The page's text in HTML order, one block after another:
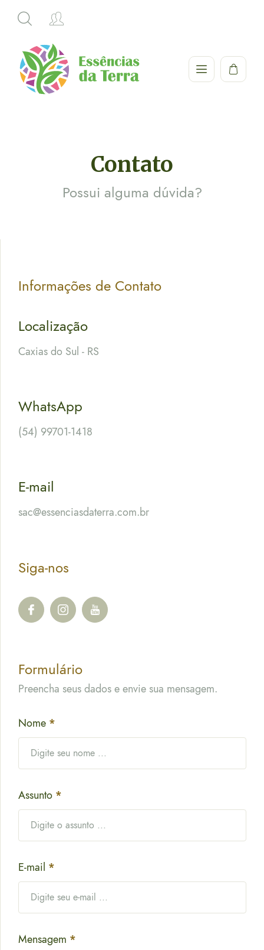
Contato
Possui alguma dúvida?
Informações de Contato
Localização
Caxias do Sul - RS
WhatsApp
(54) 99701-1418
E-mail
sac@essenciasdaterra.com.br
Siga-nos
Formulário
Preencha seus dados e envie sua mensagem.
Nome *
Assunto *
E-mail *
Mensagem *